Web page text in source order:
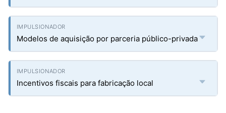
Modelos de aquisição por parceria público-privada
Incentivos fiscais para fabricação local